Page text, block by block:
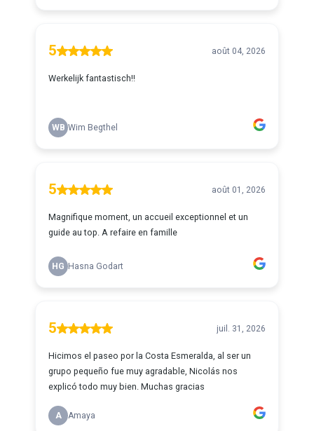
5 août 04, 2026
Werkelijk fantastisch!!
WB Wim Begthel
5 août 01, 2026
Magnifique moment, un accueil exceptionnel et un
guide au top. A refaire en famille
HG Hasna Godart
5 juil. 31, 2026
Hicimos el paseo por la Costa Esmeralda, al ser un
grupo pequeño fue muy agradable, Nicolás nos
explicó todo muy bien. Muchas gracias
A Amaya